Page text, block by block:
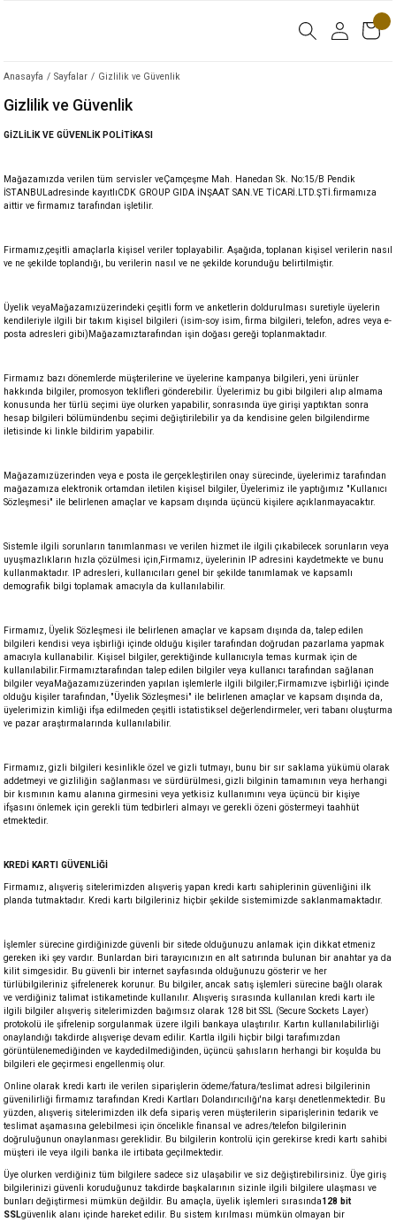
Anasayfa Sayfalar Gizlilik ve Güvenlik
Gizlilik ve Güvenlik
GİZLİLİK VE GÜVENLİK POLİTİKASI
Mağazamızda verilen tüm servisler veÇamçeşme Mah. Hanedan Sk. No:15/B Pendik
İSTANBULadresinde kayıtlıCDK GROUP GIDA İNŞAAT SAN.VE TİCARİ.LTD.ŞTİ.firmamıza
aittir ve firmamız tarafından işletilir.
Firmamız,çeşitli amaçlarla kişisel veriler toplayabilir. Aşağıda, toplanan kişisel verilerin nasıl
ve ne şekilde toplandığı, bu verilerin nasıl ve ne şekilde korunduğu belirtilmiştir.
Üyelik veyaMağazamızüzerindeki çeşitli form ve anketlerin doldurulması suretiyle üyelerin
kendileriyle ilgili bir takım kişisel bilgileri (isim-soy isim, firma bilgileri, telefon, adres veya e-
posta adresleri gibi)Mağazamıztarafından işin doğası gereği toplanmaktadır.
Firmamız bazı dönemlerde müşterilerine ve üyelerine kampanya bilgileri, yeni ürünler
hakkında bilgiler, promosyon teklifleri gönderebilir. Üyelerimiz bu gibi bilgileri alıp almama
konusunda her türlü seçimi üye olurken yapabilir, sonrasında üye girişi yaptıktan sonra
hesap bilgileri bölümündenbu seçimi değiştirilebilir ya da kendisine gelen bilgilendirme
iletisinde ki linkle bildirim yapabilir.
Mağazamızüzerinden veya e posta ile gerçekleştirilen onay sürecinde, üyelerimiz tarafından
mağazamıza elektronik ortamdan iletilen kişisel bilgiler, Üyelerimiz ile yaptığımız "Kullanıcı
Sözleşmesi" ile belirlenen amaçlar ve kapsam dışında üçüncü kişilere açıklanmayacaktır.
Sistemle ilgili sorunların tanımlanması ve verilen hizmet ile ilgili çıkabilecek sorunların veya
uyuşmazlıkların hızla çözülmesi için,Firmamız, üyelerinin IP adresini kaydetmekte ve bunu
kullanmaktadır. IP adresleri, kullanıcıları genel bir şekilde tanımlamak ve kapsamlı
demografik bilgi toplamak amacıyla da kullanılabilir.
Firmamız, Üyelik Sözleşmesi ile belirlenen amaçlar ve kapsam dışında da, talep edilen
bilgileri kendisi veya işbirliği içinde olduğu kişiler tarafından doğrudan pazarlama yapmak
amacıyla kullanabilir. Kişisel bilgiler, gerektiğinde kullanıcıyla temas kurmak için de
kullanılabilir.Firmamıztarafından talep edilen bilgiler veya kullanıcı tarafından sağlanan
bilgiler veyaMağazamızüzerinden yapılan işlemlerle ilgili bilgiler;Firmamızve işbirliği içinde
olduğu kişiler tarafından, "Üyelik Sözleşmesi" ile belirlenen amaçlar ve kapsam dışında da,
üyelerimizin kimliği ifşa edilmeden çeşitli istatistiksel değerlendirmeler, veri tabanı oluşturma
ve pazar araştırmalarında kullanılabilir.
Firmamız, gizli bilgileri kesinlikle özel ve gizli tutmayı, bunu bir sır saklama yükümü olarak
addetmeyi ve gizliliğin sağlanması ve sürdürülmesi, gizli bilginin tamamının veya herhangi
bir kısmının kamu alanına girmesini veya yetkisiz kullanımını veya üçüncü bir kişiye
ifşasını önlemek için gerekli tüm tedbirleri almayı ve gerekli özeni göstermeyi taahhüt
etmektedir.
KREDİ KARTI GÜVENLİĞİ
Firmamız, alışveriş sitelerimizden alışveriş yapan kredi kartı sahiplerinin güvenliğini ilk
planda tutmaktadır. Kredi kartı bilgileriniz hiçbir şekilde sistemimizde saklanmamaktadır.
İşlemler sürecine girdiğinizde güvenli bir sitede olduğunuzu anlamak için dikkat etmeniz
gereken iki şey vardır. Bunlardan biri tarayıcınızın en alt satırında bulunan bir anahtar ya da
kilit simgesidir. Bu güvenli bir internet sayfasında olduğunuzu gösterir ve her
türlübilgileriniz şifrelenerek korunur. Bu bilgiler, ancak satış işlemleri sürecine bağlı olarak
ve verdiğiniz talimat istikametinde kullanılır. Alışveriş sırasında kullanılan kredi kartı ile
ilgili bilgiler alışveriş sitelerimizden bağımsız olarak 128 bit SSL (Secure Sockets Layer)
protokolü ile şifrelenip sorgulanmak üzere ilgili bankaya ulaştırılır. Kartın kullanılabilirliği
onaylandığı takdirde alışverişe devam edilir. Kartla ilgili hiçbir bilgi tarafımızdan
görüntülenemediğinden ve kaydedilmediğinden, üçüncü şahısların herhangi bir koşulda bu
bilgileri ele geçirmesi engellenmiş olur.
Online olarak kredi kartı ile verilen siparişlerin ödeme/fatura/teslimat adresi bilgilerinin
güvenilirliği firmamız tarafından Kredi Kartları Dolandırıcılığı'na karşı denetlenmektedir. Bu
yüzden, alışveriş sitelerimizden ilk defa sipariş veren müşterilerin siparişlerinin tedarik ve
teslimat aşamasına gelebilmesi için öncelikle finansal ve adres/telefon bilgilerinin
doğruluğunun onaylanması gereklidir. Bu bilgilerin kontrolü için gerekirse kredi kartı sahibi
müşteri ile veya ilgili banka ile irtibata geçilmektedir.
Üye olurken verdiğiniz tüm bilgilere sadece siz ulaşabilir ve siz değiştirebilirsiniz. Üye giriş
bilgilerinizi güvenli koruduğunuz takdirde başkalarının sizinle ilgili bilgilere ulaşması ve
bunları değiştirmesi mümkün değildir. Bu amaçla, üyelik işlemleri sırasında128 bit
SSLgüvenlik alanı içinde hareket edilir. Bu sistem kırılması mümkün olmayan bir